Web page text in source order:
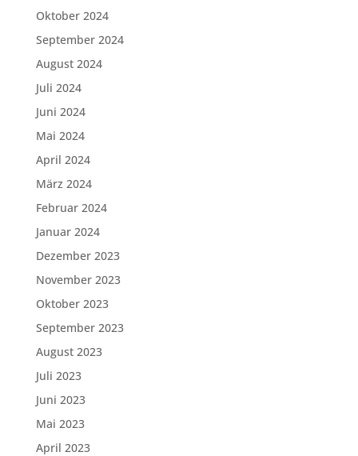
Oktober 2024
September 2024
August 2024
Juli 2024
Juni 2024
Mai 2024
April 2024
März 2024
Februar 2024
Januar 2024
Dezember 2023
November 2023
Oktober 2023
September 2023
August 2023
Juli 2023
Juni 2023
Mai 2023
April 2023